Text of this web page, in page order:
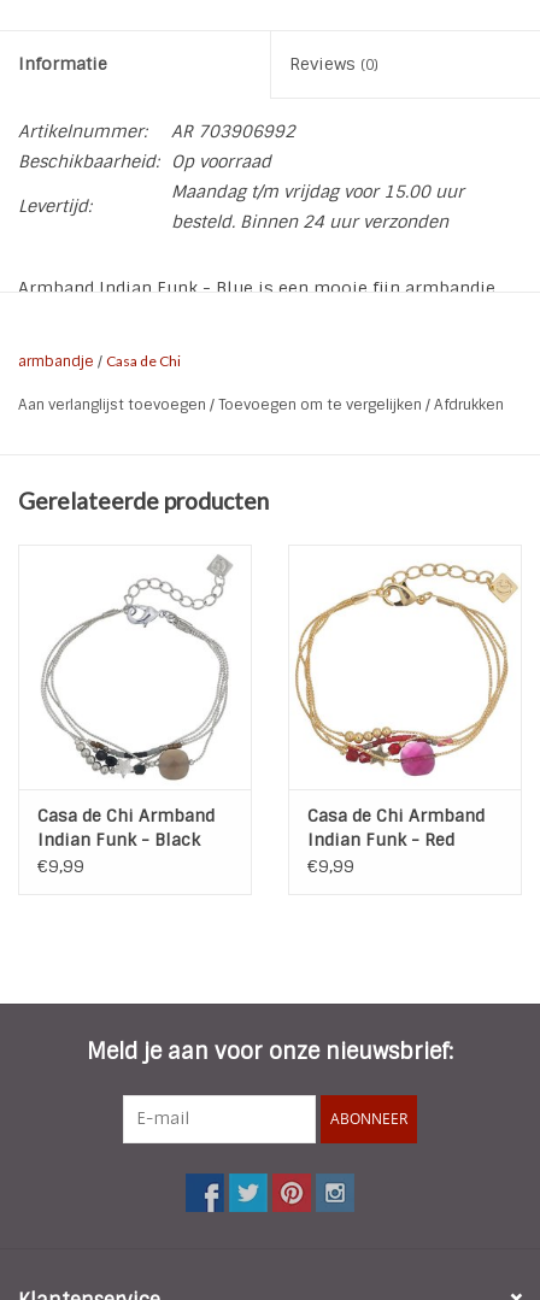
Informatie Reviews (0)
Artikelnummer:
AR 703906992
Beschikbaarheid:
Op voorraad
Levertijd:
Maandag t/m vrijdag voor 15.00 uur
besteld. Binnen 24 uur verzonden
Armband Indian Funk - Blue is een mooie fijn armbandje
* Materiaal: Metaal Kraaltjes
armbandje / Casa de Chi
Aan verlanglijst toevoegen /Toevoegen om te vergelijken /Afdrukken
Gerelateerde producten
Casa de Chi Armband
Indian Funk - Black
€9,99
Casa de Chi Armband
Indian Funk - Red
€9,99
Meld je aan voor onze nieuwsbrief:
ABONNEER